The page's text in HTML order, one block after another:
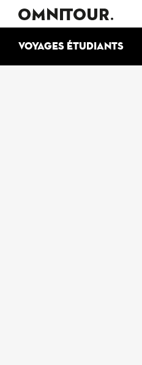
Voyages étudiants